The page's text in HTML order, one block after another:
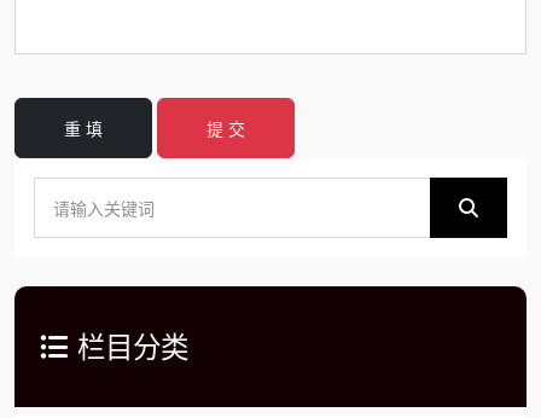
重 填 提 交
栏目分类